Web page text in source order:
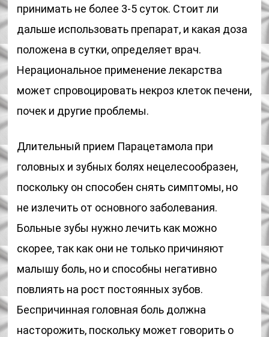
принимать не более 3-5 суток. Стоит ли
дальше использовать препарат, и какая доза
положена в сутки, определяет врач.
Нерациональное применение лекарства
может спровоцировать некроз клеток печени,
почек и другие проблемы.
Длительный прием Парацетамола при
головных и зубных болях нецелесообразен,
поскольку он способен снять симптомы, но
не излечить от основного заболевания.
Больные зубы нужно лечить как можно
скорее, так как они не только причиняют
малышу боль, но и способны негативно
повлиять на рост постоянных зубов.
Беспричинная головная боль должна
насторожить, поскольку может говорить о